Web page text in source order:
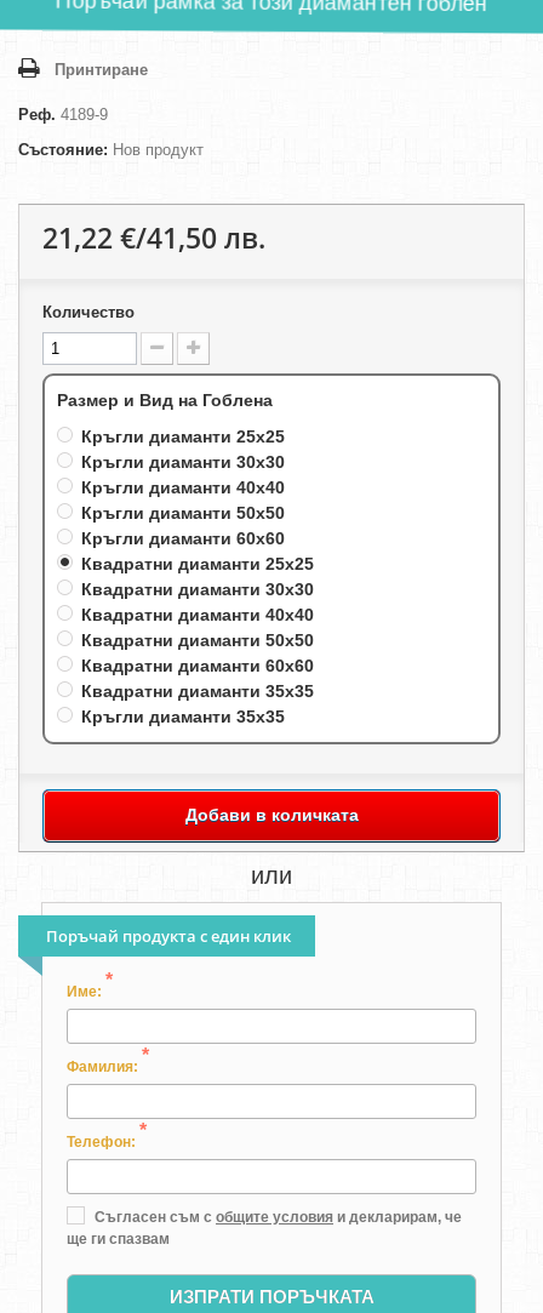
Принтиране
Реф. 4189-9
Състояние: Нов продукт
21,22 €/41,50 лв.
Количество
Размер и Вид на Гоблена
Кръгли диаманти 25х25
Кръгли диаманти 30х30
Кръгли диаманти 40х40
Кръгли диаманти 50х50
Кръгли диаманти 60х60
Квадратни диаманти 25х25
Квадратни диаманти 30х30
Квадратни диаманти 40х40
Квадратни диаманти 50х50
Квадратни диаманти 60х60
Квадратни диаманти 35х35
Кръгли диаманти 35х35
Добави в количката
или
Поръчай продукта с един клик
Име:
*
Фамилия:
*
Телефон:
*
Съгласен съм с общите условия и декларирам, че
ще ги спазвам
ИЗПРАТИ ПОРЪЧКАТА